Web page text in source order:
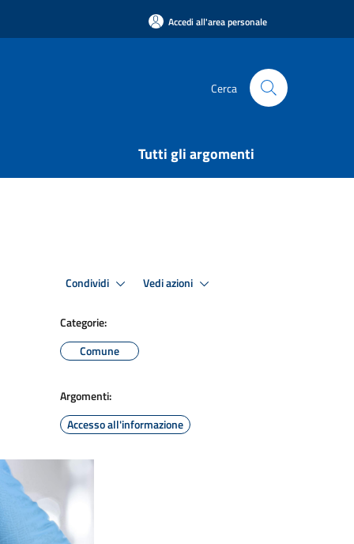
Accedi all'area personale
Cerca
Tutti gli argomenti
Condividi Vedi azioni
Categorie:
Comune
Argomenti:
Accesso all'informazione